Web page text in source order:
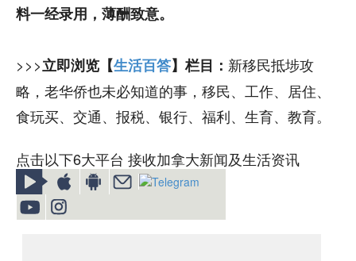
料一经录用，薄酬致意。
>>>立即浏览【生活百答】栏目： 新移民抵埗攻
略，老华侨也未必知道的事，移民、工作、居住、
食玩买、交通、报税、银行、福利、生育、教育。
点击以下6大平台 接收加拿大新闻及生活资讯